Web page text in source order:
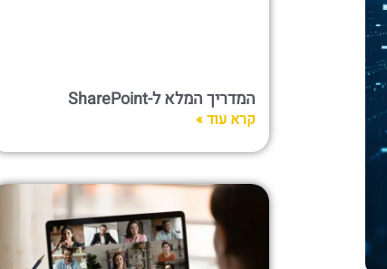
המדריך המלא ל-SharePoint
קרא עוד »